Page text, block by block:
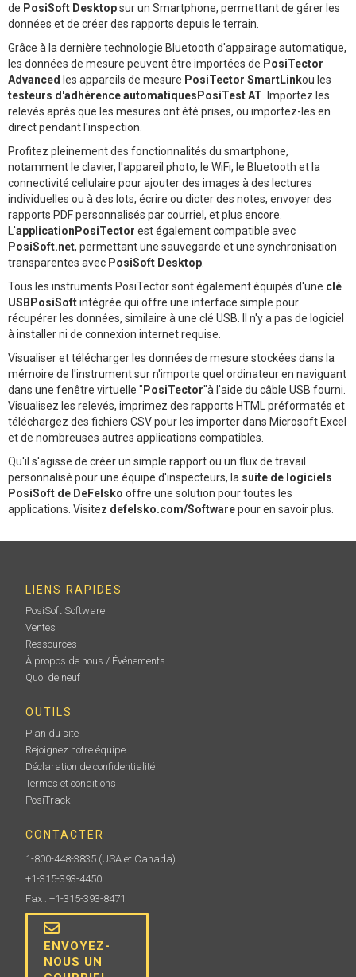
de PosiSoft Desktopsur un Smartphone, permettant de gérer les
données et de créer des rapports depuis le terrain.
Grâce à la dernière technologie Bluetooth d'appairage automatique,
les données de mesure peuvent être importées de PosiTector
Advanced les appareils de mesure PosiTector SmartLinkou les
testeurs d'adhérence automatiquesPosiTest AT . Importez les
relevés après que les mesures ont été prises, ou importez-les en
direct pendant l'inspection.
Profitez pleinement des fonctionnalités du smartphone,
notamment le clavier, l'appareil photo, le WiFi, le Bluetooth et la
connectivité cellulaire pour ajouter des images à des lectures
individuelles ou à des lots, écrire ou dicter des notes, envoyer des
rapports PDF personnalisés par courriel, et plus encore.
L'applicationPosiTector est également compatible avec
PosiSoft.net, permettant une sauvegarde et une synchronisation
transparentes avec PosiSoft Desktop
Tous les instruments PosiTector sont également équipés d'une clé
USBPosiSoftintégrée qui offre une interface simple pour
récupérer les données, similaire à une clé USB. Il n'y a pas de logiciel
à installer ni de connexion internet requise.
Visualiser et télécharger les données de mesure stockées dans la
mémoire de l'instrument sur n'importe quel ordinateur en naviguant
dans une fenêtre virtuelle "PosiTector"à l'aide du câble USB fourni.
Visualisez les relevés, imprimez des rapports HTML préformatés et
téléchargez des fichiers CSV pour les importer dans Microsoft Excel
et de nombreuses autres applications compatibles.
Qu'il s'agisse de créer un simple rapport ou un flux de travail
personnalisé pour une équipe d'inspecteurs, la suite de logiciels
PosiSoft de DeFelsko offre une solution pour toutes les
applications. Visitez defelsko.com/Softwarepour en savoir plus.
LIENS RAPIDES
PosiSoft Software
Ventes
Ressources
À propos de nous / Événements
Quoi de neuf
OUTILS
Plan du site
Rejoignez notre équipe
Déclaration de confidentialité
Termes et conditions
PosiTrack
CONTACTER
1-800-448-3835 (USA et Canada)
+1-315-393-4450
Fax : +1-315-393-8471
ENVOYEZ-
NOUS UN